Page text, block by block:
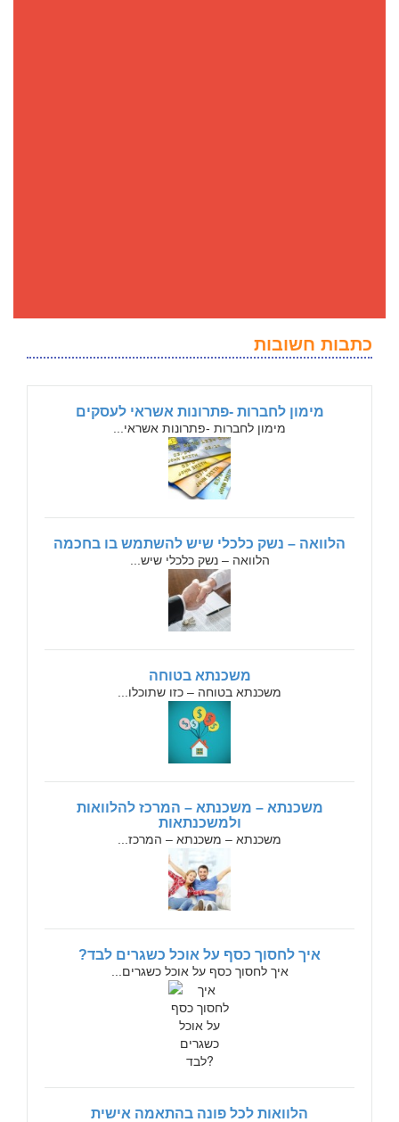
כתבות חשובות
מימון לחברות -פתרונות אשראי לעסקים
מימון לחברות -פתרונות אשראי...
הלוואה – נשק כלכלי שיש להשתמש בו בחכמה
הלוואה – נשק כלכלי שיש...
משכנתא בטוחה
משכנתא בטוחה – כזו שתוכלו...
משכנתא – משכנתא – המרכז להלוואות
ולמשכנתאות
משכנתא – משכנתא – המרכז...
איך לחסוך כסף על אוכל כשגרים לבד?
איך לחסוך כסף על אוכל כשגרים...
הלוואות לכל פונה בהתאמה אישית